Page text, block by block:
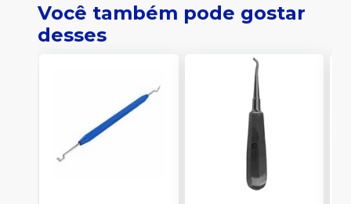
Você também pode gostar
desses